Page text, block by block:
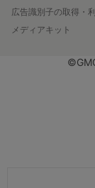
広告識別子の取得・
メディアキット